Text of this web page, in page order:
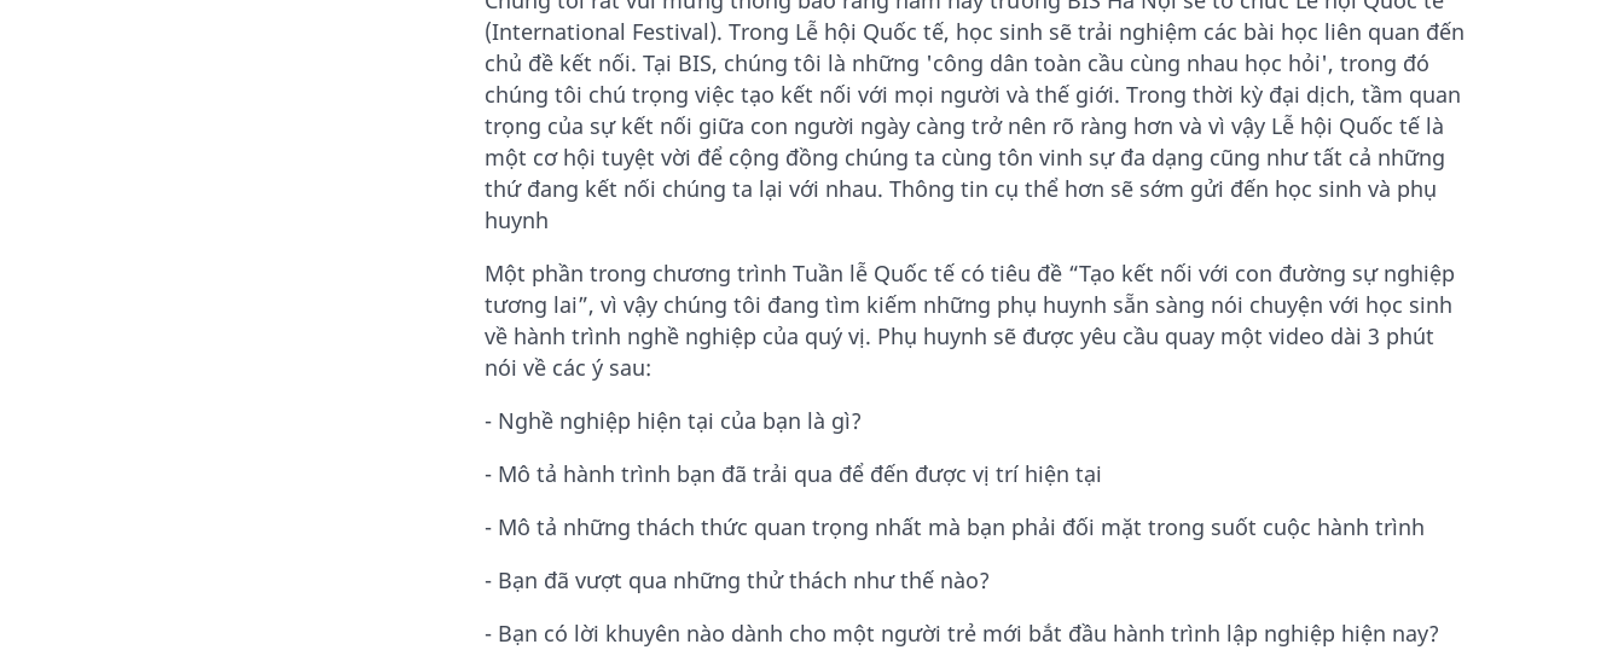
(International Festival). Trong Lễ hội Quốc tế, học sinh sẽ trải nghiệm các bài học liên quan đến
chủ đề kết nối. Tại BIS, chúng tôi là những 'công dân toàn cầu cùng nhau học hỏi', trong đó
chúng tôi chú trọng việc tạo kết nối với mọi người và thế giới. Trong thời kỳ đại dịch, tầm quan
trọng của sự kết nối giữa con người ngày càng trở nên rõ ràng hơn và vì vậy Lễ hội Quốc tế là
một cơ hội tuyệt vời để cộng đồng chúng ta cùng tôn vinh sự đa dạng cũng như tất cả những
thứ đang kết nối chúng ta lại với nhau. Thông tin cụ thể hơn sẽ sớm gửi đến học sinh và phụ
huynh
Một phần trong chương trình Tuần lễ Quốc tế có tiêu đề “Tạo kết nối với con đường sự nghiệp
tương lai”, vì vậy chúng tôi đang tìm kiếm những phụ huynh sẵn sàng nói chuyện với học sinh
về hành trình nghề nghiệp của quý vị. Phụ huynh sẽ được yêu cầu quay một video dài 3 phút
nói về các ý sau:
- Nghề nghiệp hiện tại của bạn là gì?
- Mô tả hành trình bạn đã trải qua để đến được vị trí hiện tại
- Mô tả những thách thức quan trọng nhất mà bạn phải đối mặt trong suốt cuộc hành trình
- Bạn đã vượt qua những thử thách như thế nào?
- Bạn có lời khuyên nào dành cho một người trẻ mới bắt đầu hành trình lập nghiệp hiện nay?